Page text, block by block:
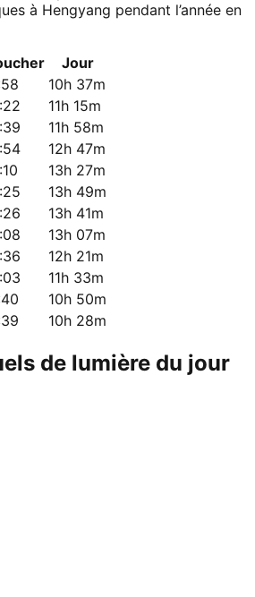
à Hengyang pendant l’année en
Jour
10h 37m
11h 15m
11h 58m
12h 47m
13h 27m
13h 49m
13h 41m
13h 07m
12h 21m
11h 33m
10h 50m
10h 28m
de lumière du jour